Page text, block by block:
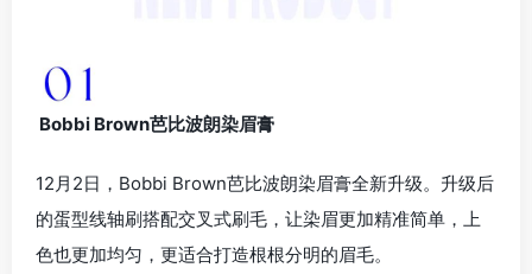
Bobbi Brown芭比波朗染眉膏
12月2日，Bobbi Brown芭比波朗染眉膏全新升级。升级后
的蛋型线轴刷搭配交叉式刷毛，让染眉更加精准简单，上
色也更加均匀，更适合打造根根分明的眉毛。